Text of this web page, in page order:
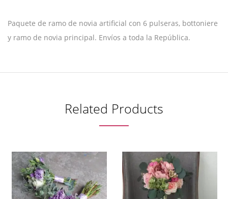
Paquete de ramo de novia artificial con 6 pulseras, bottoniere
y ramo de novia principal. Envíos a toda la República.
Related Products